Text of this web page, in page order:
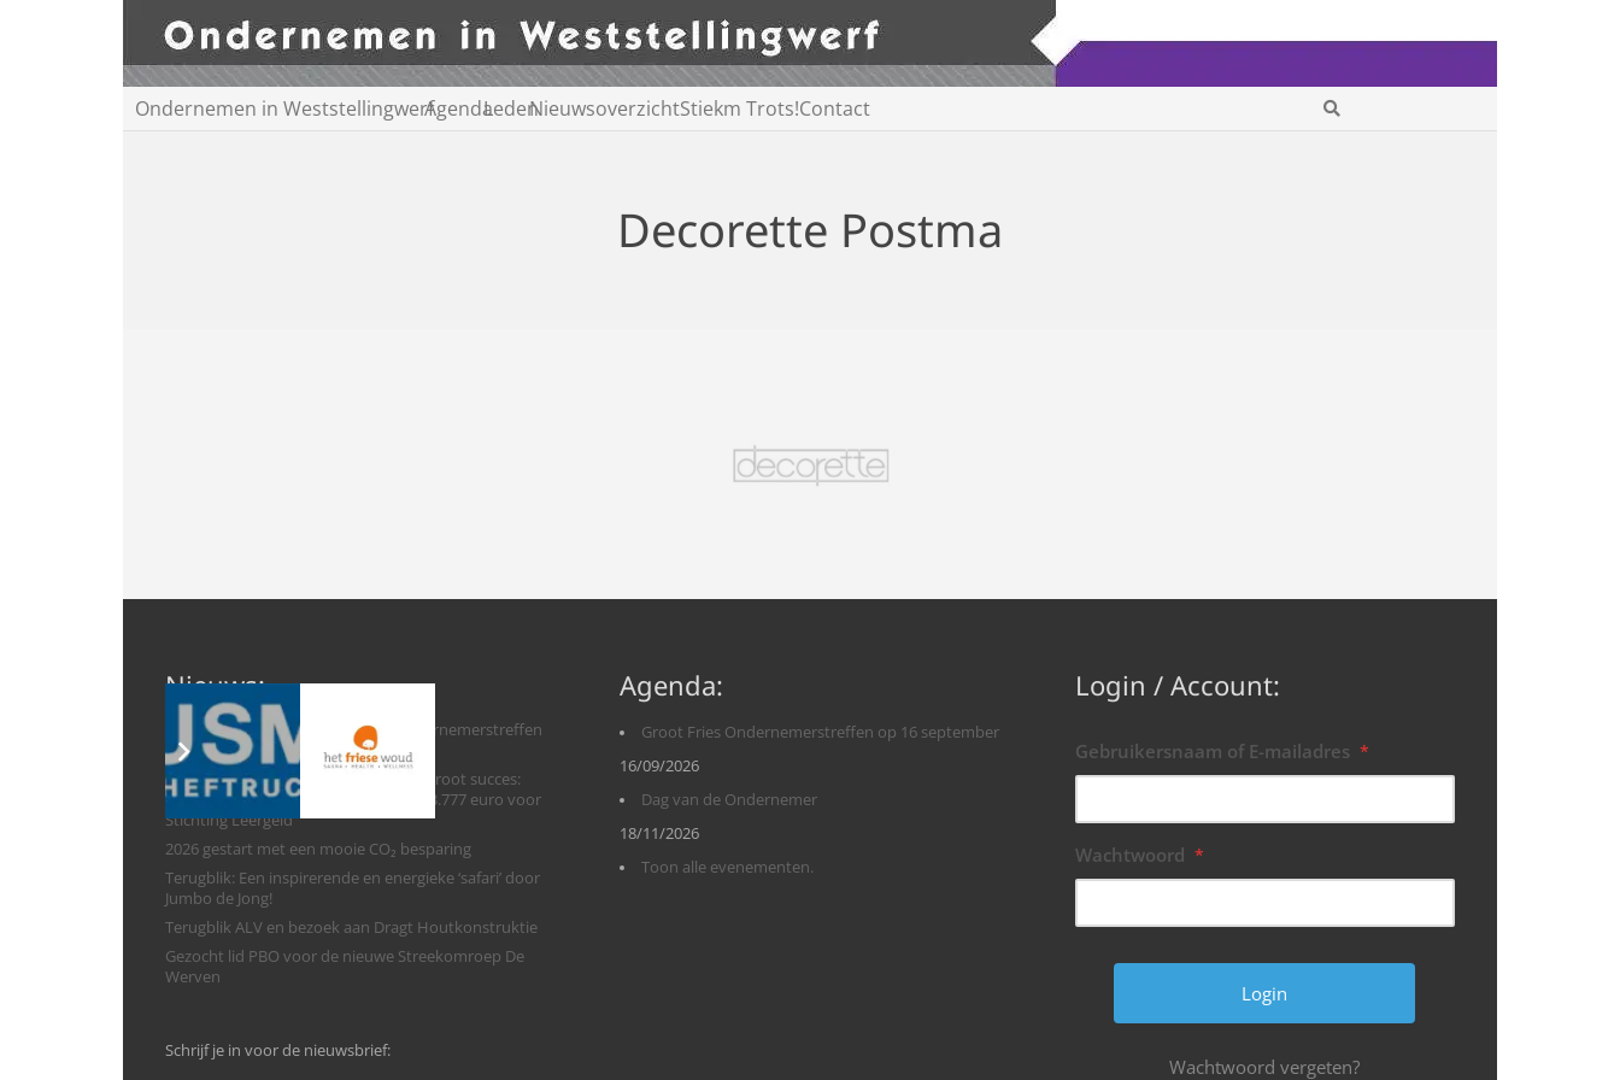
Ondernemen in WeststellingwerfAgendaLedenNieuwsoverzichtStiekm Trots!Contact
Decorette Postma
Nieuws:
Na 10 jaar komt het Groot Fries Ondernemerstreffen
terug!
Vierde Haringparty Weststellingwerf groot succes:
Zilveren Haring voor Marry Heida en 3.777 euro voor
Stichting Leergeld
2026 gestart met een mooie CO₂ besparing
Terugblik: Een inspirerende en energieke ‘safari’ door
Jumbo de Jong!
Terugblik ALV en bezoek aan Dragt Houtkonstruktie
Gezocht lid PBO voor de nieuwe Streekomroep De
Werven
Schrijf je in voor de nieuwsbrief:
Agenda:
Groot Fries Ondernemerstreffen op 16 september
16/09/2026
Dag van de Ondernemer
18/11/2026
Toon alle evenementen.
Login / Account:
Gebruikersnaam of E-mailadres *
Wachtwoord *
Wachtwoord vergeten?